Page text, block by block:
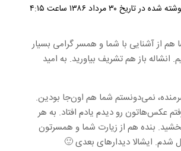
| نوشته شده در تاریخ ۳۰ مرداد ۱۳۸۶ ساعت ۴:۱۵
از آشنایی با شما و همسر گرامی بسیار
انشاله باز هم تشریف بیاورید. به امید
نمی‌دونستم شما هم اون‌جا بودین.
عکس‌هاتون رو دیدم یادم افتاد. به هر
بنده هم از زیارت شما و همسرتون
ایشالا دیدارهای بعدی 🙂